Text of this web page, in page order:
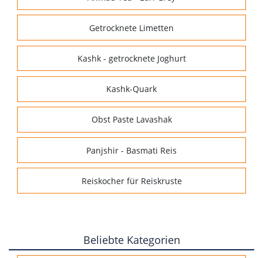
Getrocknete Limetten
Kashk - getrocknete Joghurt
Kashk-Quark
Obst Paste Lavashak
Panjshir - Basmati Reis
Reiskocher für Reiskruste
Beliebte Kategorien